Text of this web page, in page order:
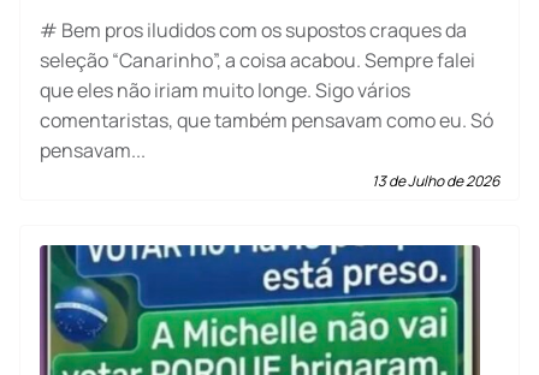
# Bem pros iludidos com os supostos craques da
seleção “Canarinho”, a coisa acabou. Sempre falei
que eles não iriam muito longe. Sigo vários
comentaristas, que também pensavam como eu. Só
pensavam...
13 de Julho de 2026